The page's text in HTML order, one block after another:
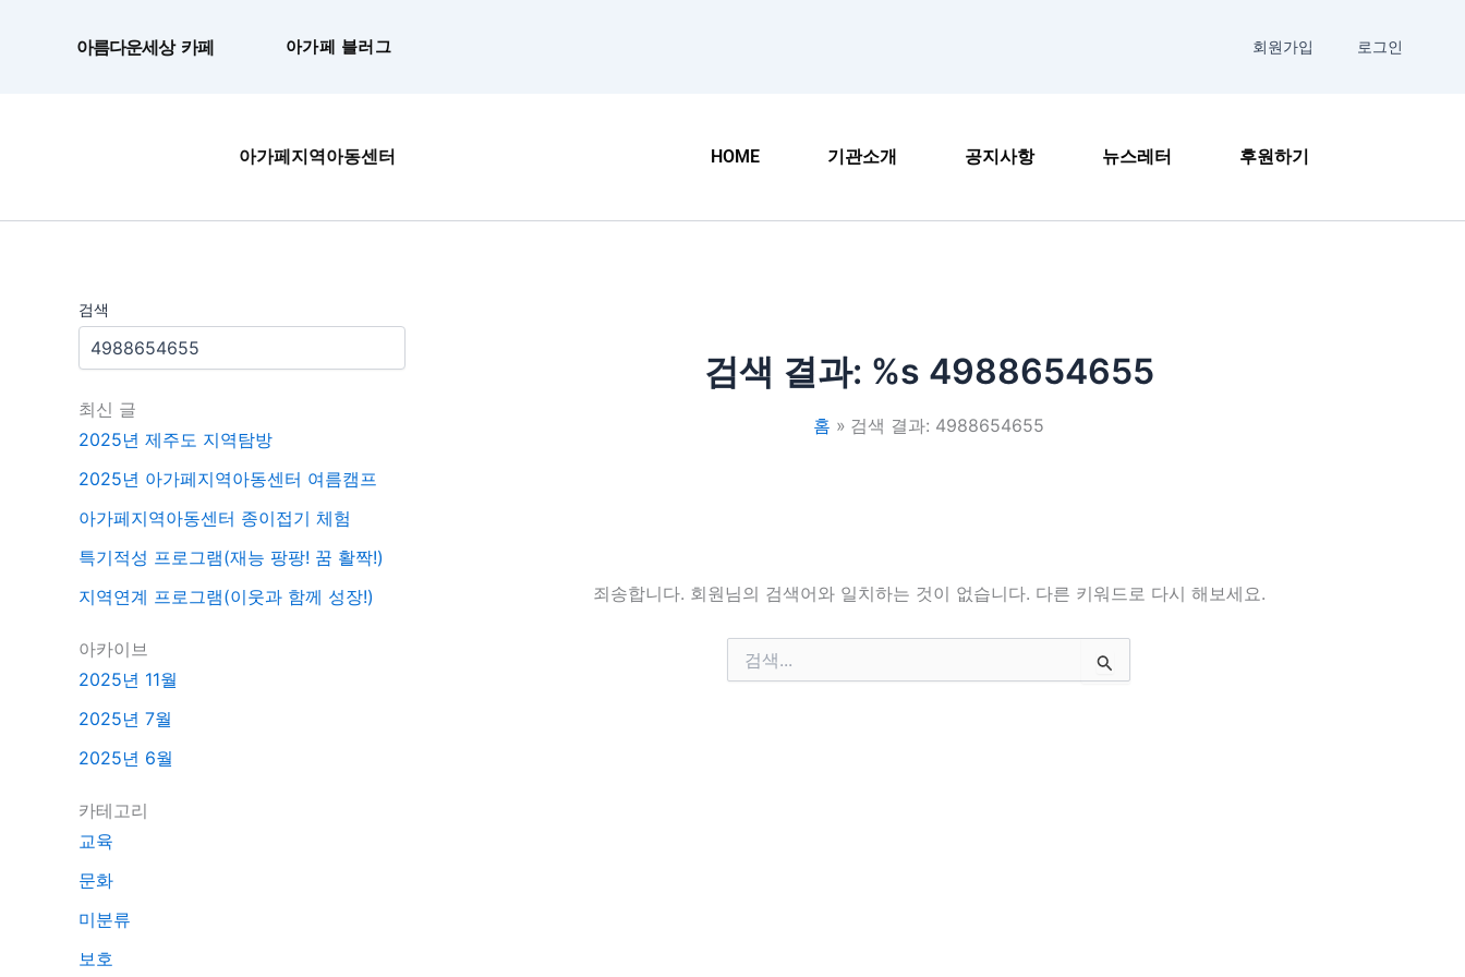
아가페 블러그
아름다운세상 카페 회원가입 로그인
아가페지역아동센터 HOME 기관소개 공지사항 뉴스레터 후원하기
검색
최신 글
2025년 제주도 지역탐방
2025년 아가페지역아동센터 여름캠프
아가페지역아동센터 종이접기 체험
특기적성 프로그램(재능 팡팡! 꿈 활짝!)
지역연계 프로그램(이웃과 함께 성장!)
아카이브
2025년 11월
2025년 7월
2025년 6월
카테고리
교육
문화
미분류
보호
검색 결과: %s 4988654655
홈 검색 결과: 4988654655
죄송합니다. 회원님의 검색어와 일치하는 것이 없습니다. 다른 키워드로 다시 해보세요.
색